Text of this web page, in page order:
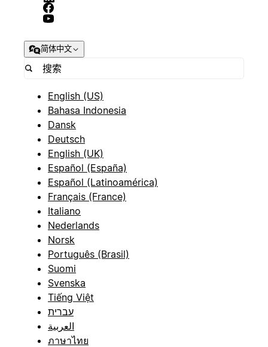
简体中文
English (US)
Bahasa Indonesia
Dansk
Deutsch
English (UK)
Español (España)
Español (Latinoamérica)
Français (France)
Italiano
Nederlands
Norsk
Português (Brasil)
Suomi
Svenska
Tiếng Việt
עברית
العربية
ภาษาไทย